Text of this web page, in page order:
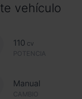
vehículo
110 cv
POTENCIA
CAMBIO
Manual